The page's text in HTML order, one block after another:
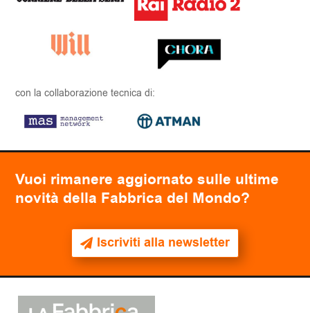
con la collaborazione tecnica di:
Vuoi rimanere aggiornato sulle ultime
novità della Fabbrica del Mondo?
Iscriviti alla newsletter